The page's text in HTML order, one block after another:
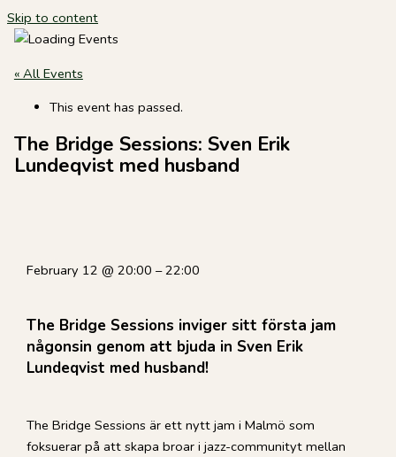
Skip to content
« All Events
This event has passed.
The Bridge Sessions: Sven Erik
Lundeqvist med husband
February 12@20:00–22:00
The Bridge Sessions inviger sitt första jam
någonsin genom att bjuda in Sven Erik
Lundeqvist med husband!
The Bridge Sessions är ett nytt jam i Malmö som
foksuerar på att skapa broar i jazz-communityt mellan